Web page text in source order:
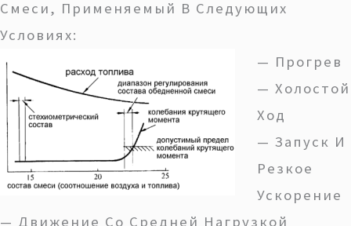
Смеси, Применяемый В Следующих
Условиях:
— Прогрев
— Холостой
Ход
— Запуск И
Резкое
Ускорение
— Движение Со Средней Нагрузкой